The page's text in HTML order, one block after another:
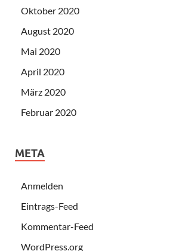
Oktober 2020
August 2020
Mai 2020
April 2020
März 2020
Februar 2020
META
Anmelden
Eintrags-Feed
Kommentar-Feed
WordPress.org